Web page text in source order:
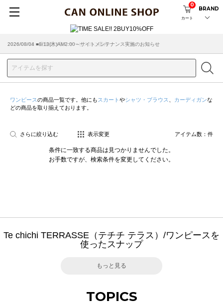
カート
0
BRAND
2026/08/04 ■8/13(木)AM2:00～サイトメンテナンス実施のお知らせ
2026/03/18 ■店舗受け取りサービスのご案内
ワンピースの商品一覧です。他にも スカート やシャツ・ブラウス カーディガンな
どの商品を取り揃えております。
さらに絞り込む 表示変更 アイテム数： 件
条件に一致する商品は見つかりませんでした。
お手数ですが、検索条件を変更してください。
Te chichi TERRASSE（テチチ テラス）/ワンピースを
使ったスナップ
もっと見る
TOPICS